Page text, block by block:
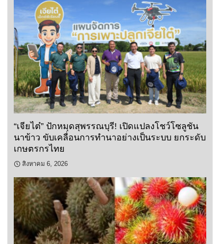
“เจียไต๋” ปักหมุดสุพรรณบุรี! เปิดแปลงโชว์โซลูชัน
นาข้าว ขับเคลื่อนการทำนาอย่างเป็นระบบ ยกระดับ
เกษตรกรไทย
สิงหาคม 6, 2026